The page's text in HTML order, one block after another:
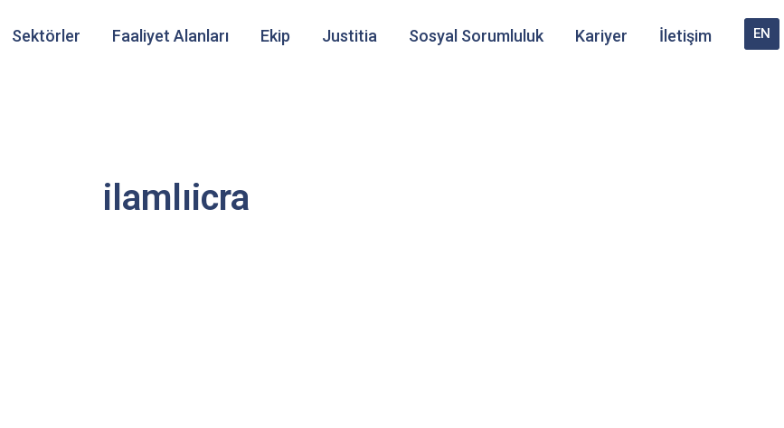
Sektörler Faaliyet Alanları Ekip Justitia Sosyal Sorumluluk Kariyer İletişim EN
ilamlıicra